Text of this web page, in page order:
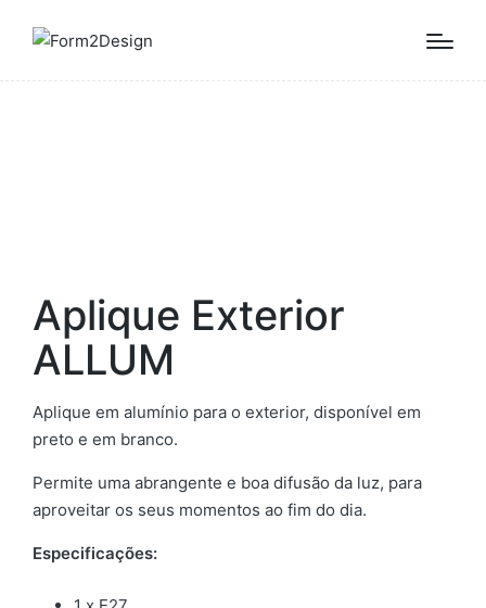
Aplique Exterior
ALLUM
Aplique em alumínio para o exterior, disponível em
preto e em branco.
Permite uma abrangente e boa difusão da luz, para
aproveitar os seus momentos ao fim do dia.
Especificações: